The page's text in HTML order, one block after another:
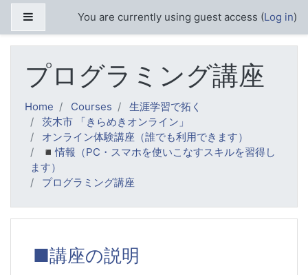
Skip to main content
Side panelYou are currently using guest access (Log in)
プログラミング講座
Home Courses
生涯学習で拓く
茨木市 「きらめきオンライン」
オンライン体験講座（誰でも利用できます）
◾️情報（PC・スマホを使いこなすスキルを習得し
ます）
プログラミング講座
Topic outline
■講座の説明